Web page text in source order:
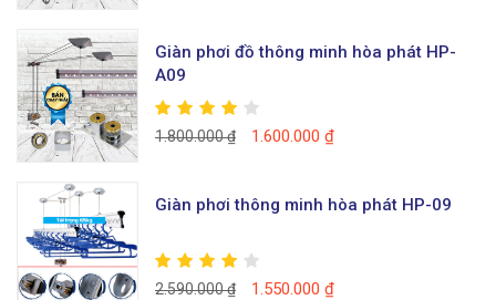
Giàn phơi đồ thông minh hòa phát HP-
A09
1.800.000₫ 1.600.000 ₫
Giàn phơi thông minh hòa phát HP-09
2.590.000₫ 1.550.000 ₫